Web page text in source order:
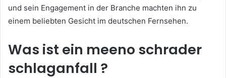
und sein Engagement in der Branche machten ihn zu
einem beliebten Gesicht im deutschen Fernsehen.
Was ist ein meeno schrader
schlaganfall ?